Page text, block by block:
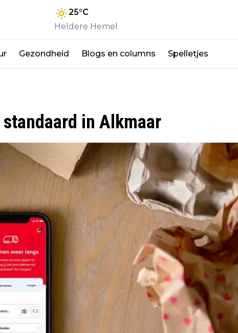
25°C
Heldere Hemel
Gezondheid Blogs en columns Spelletjes
in Alkmaar